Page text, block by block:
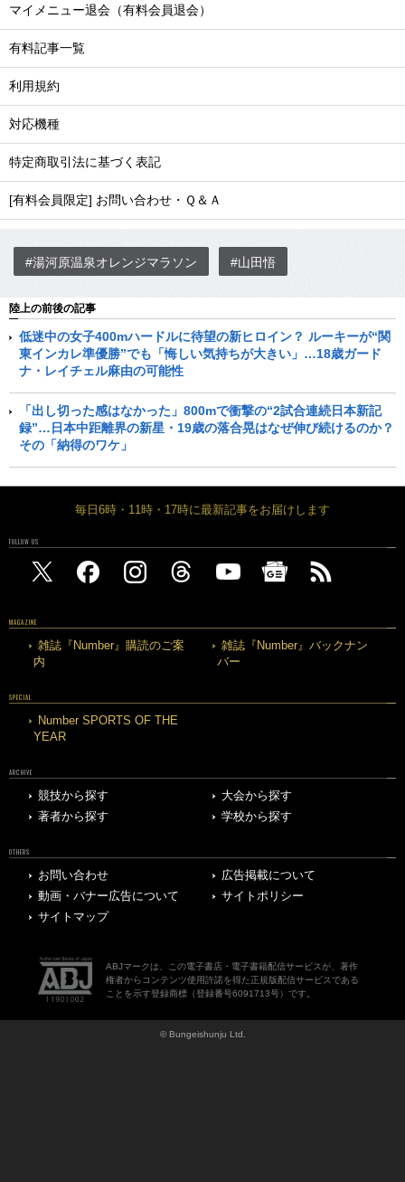
マイメニュー退会（有料会員退会）
有料記事一覧
利用規約
対応機種
特定商取引法に基づく表記
[有料会員限定] お問い合わせ・Ｑ＆Ａ
#湯河原温泉オレンジマラソン #山田悟
陸上の前後の記事
低迷中の女子400mハードルに待望の新ヒロイン？ ルーキーが“関
東インカレ準優勝”でも「悔しい気持ちが大きい」…18歳ガード
ナ・レイチェル麻由の可能性
「出し切った感はなかった」800mで衝撃の“2試合連続日本新記
録”…日本中距離界の新星・19歳の落合晃はなぜ伸び続けるのか？
その「納得のワケ」
毎日6時・11時・17時に最新記事をお届けします
FOLLOW US
MAGAZINE
雑誌『Number』購読のご案
内
雑誌『Number』バックナン
バー
SPECIAL
Number SPORTS OF THE
YEAR
ARCHIVE
競技から探す
大会から探す
著者から探す
学校から探す
OTHERS
お問い合わせ
広告掲載について
動画・バナー広告について
サイトポリシー
サイトマップ
ABJマークは、この電子書店・電子書籍配信サービスが、著作
権者からコンテンツ使用許諾を得た正規版配信サービスである
ことを示す登録商標（登録番号6091713号）です。
© Bungeishunju Ltd.